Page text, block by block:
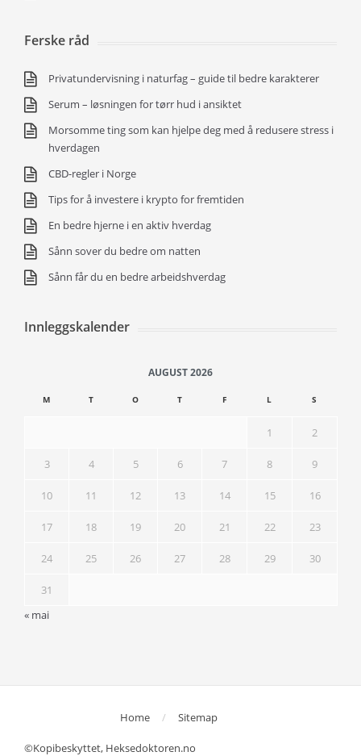
Ferske råd
Privatundervisning i naturfag – guide til bedre karakterer
Serum – løsningen for tørr hud i ansiktet
Morsomme ting som kan hjelpe deg med å redusere stress i
hverdagen
CBD-regler i Norge
Tips for å investere i krypto for fremtiden
En bedre hjerne i en aktiv hverdag
Sånn sover du bedre om natten
Sånn får du en bedre arbeidshverdag
Innleggskalender
AUGUST 2026
M T O T F L S
1 2
3 4 5 6 7 8 9
10 11 12 13 14 15 16
17 18 19 20 21 22 23
24 25 26 27 28 29 30
31
« mai
Home Sitemap
©Kopibeskyttet, Heksedoktoren.no